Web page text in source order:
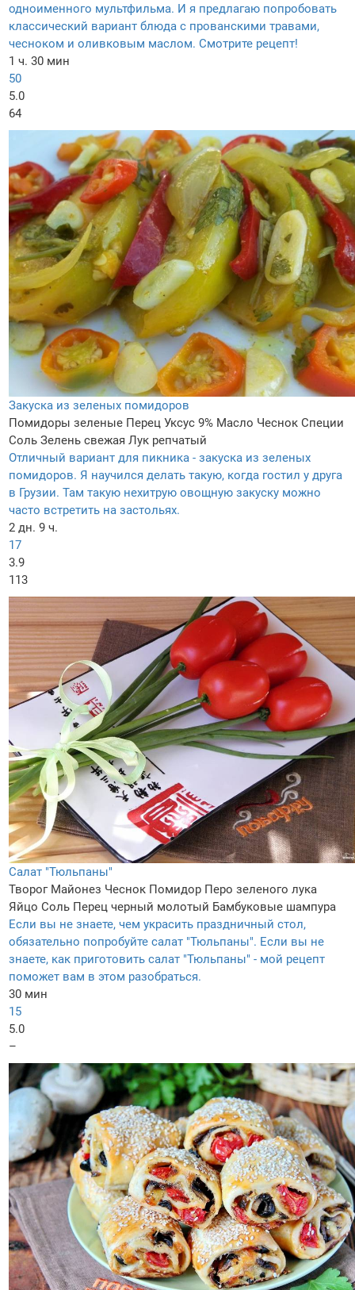
одноименного мультфильма. И я предлагаю попробовать
классический вариант блюда с прованскими травами,
чесноком и оливковым маслом. Смотрите рецепт!
1 ч. 30 мин
50
5.0
64
Закуска из зеленых помидоров
Помидоры зеленые Перец Уксус 9% Масло Чеснок Специи
Соль Зелень свежая Лук репчатый
Отличный вариант для пикника - закуска из зеленых
помидоров. Я научился делать такую, когда гостил у друга
в Грузии. Там такую нехитрую овощную закуску можно
часто встретить на застольях.
2 дн. 9 ч.
17
3.9
113
Салат "Тюльпаны"
Творог Майонез Чеснок Помидор Перо зеленого лука
Яйцо Соль Перец черный молотый Бамбуковые шампура
Если вы не знаете, чем украсить праздничный стол,
обязательно попробуйте салат "Тюльпаны". Если вы не
знаете, как приготовить салат "Тюльпаны" - мой рецепт
поможет вам в этом разобраться.
30 мин
15
5.0
–